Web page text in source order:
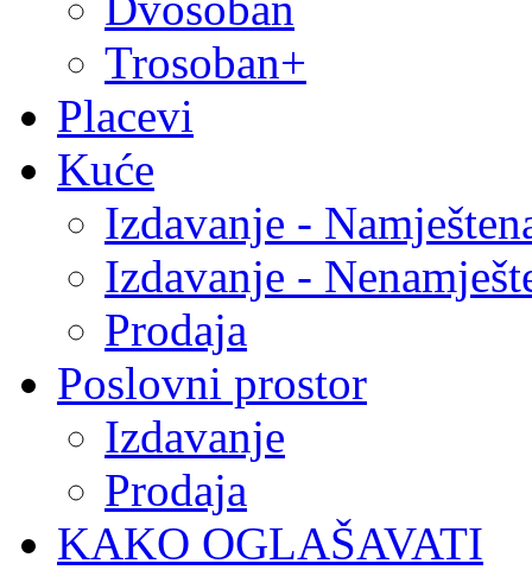
Trosoban+
Placevi
Kuće
Izdavanje -
Izdavanje -
Prodaja
Poslovni prostor
Izdavanje
Prodaja
KAKO OGLAŠAVATI